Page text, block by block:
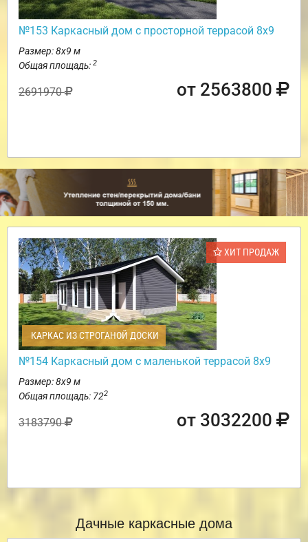
№153 Каркасный дом с просторной террасой 8х9
Размер: 8х9 м
Общая площадь: 2
2691970 от 2563800
ХИТ ПРОДАЖ
КАРКАС ИЗ СТРОГАНОЙ ДОСКИ
№154 Каркасный дом с маленькой террасой 8х9
Размер: 8х9 м
Общая площадь: 722
3183790 от 3032200
Дачные каркасные дома